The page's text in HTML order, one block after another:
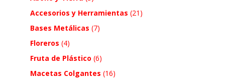
Accesorios y Herramientas (21)
Bases Metálicas (7)
Floreros (4)
Fruta de Plástico (6)
Macetas Colgantes (16)